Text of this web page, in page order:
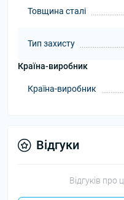
Товщина сталі
Тип захисту
Країна-виробник
Країна-виробник
Відгуки
Відгуків про